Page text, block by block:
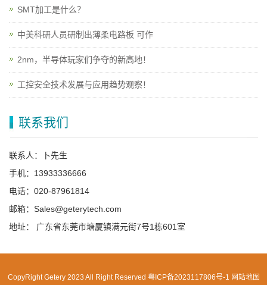
SMT加工是什么？
中美科研人员研制出薄柔电路板 可作
2nm，半导体玩家们争夺的新高地！
工控安全技术发展与应用趋势观察！
联系我们
联系人：卜先生
手机：13933336666
电话：020-87961814
邮箱：Sales@geterytech.com
地址： 广东省东莞市塘厦镇满元街7号1栋601室
CopyRight Getery 2023 All Right Reserved 粤ICP备2023117806号-1 网站地图